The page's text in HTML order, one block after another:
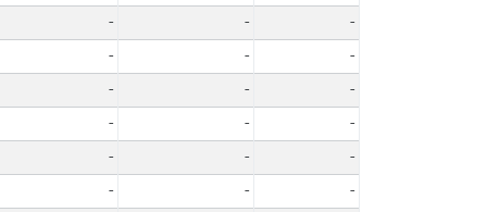
- -
-
- -
-
- -
-
- -
-
- -
-
- -
-